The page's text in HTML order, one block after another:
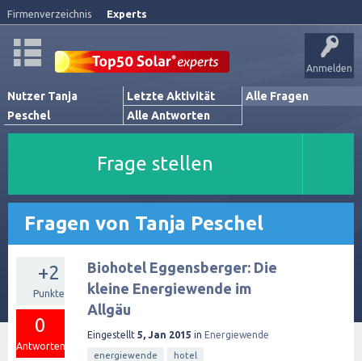
Firmenverzeichnis Experts
Anmelden
Nutzer Tanja
Peschel
Letzte Aktivität
Alle Fragen
Alle Antworten
Frage stellen
Fragen von Tanja Peschel
+2
Punkte
0
Antworten
Biohotel Eggensberger: Die
kleine Energiewende im
Allgäu
Eingestellt 5, Jan 2015 in Energiewende
energiewende
hotel